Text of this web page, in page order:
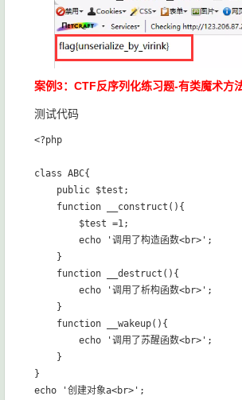
案例3：CTF反序列化练习题-有类魔术方
测试代码
<?php
class ABC{
    public $test;
    function __construct(){
        $test =1;
        echo '调用了构造函数<br>';
    }
    function __destruct(){
        echo '调用了析构函数<br>';
    }
    function __wakeup(){
        echo '调用了苏醒函数<br>';
    }
}
echo '创建对象a<br>';